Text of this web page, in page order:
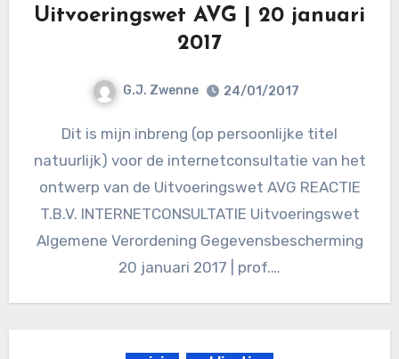
Uitvoeringswet AVG | 20 januari
2017
G.J. Zwenne 24/01/2017
Dit is mijn inbreng (op persoonlijke titel
natuurlijk) voor de internetconsultatie van het
ontwerp van de Uitvoeringswet AVG REACTIE
T.B.V. INTERNETCONSULTATIE Uitvoeringswet
Algemene Verordening Gegevensbescherming
20 januari 2017 | prof.…